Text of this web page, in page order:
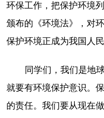
环保工作，把保护环境
颁布的《环境法》，对
保护环境正成为我国人
同学们，我们是地
就要有环境保护意识。
的责任。我们要从现在